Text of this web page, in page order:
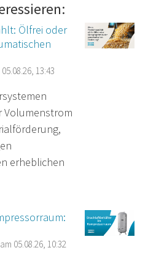
Ölfrei oder
05.08.26, 13:43
Volumenstrom
erheblichen
05.08.26, 10:32